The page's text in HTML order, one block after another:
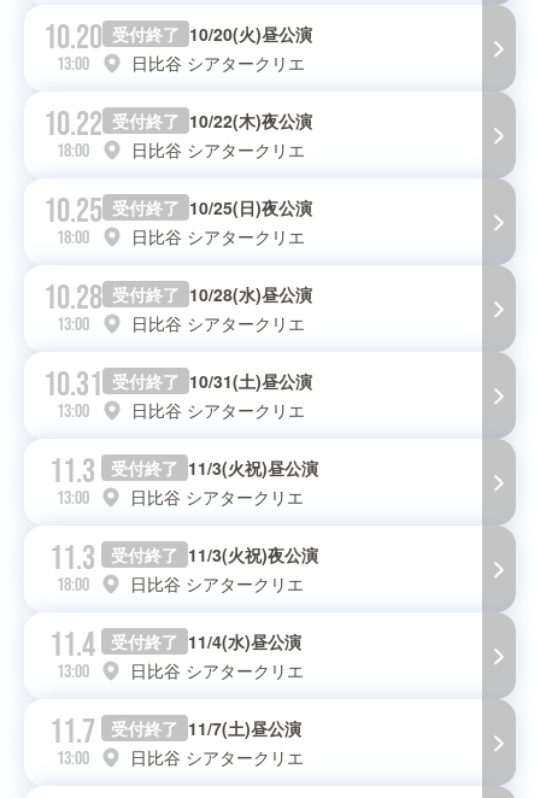
10.20
13:00
受付終了 10/20(火)昼公演
日比谷 シアタークリエ
10.22
18:00
受付終了 10/22(木)夜公演
日比谷 シアタークリエ
10.25
18:00
受付終了 10/25(日)夜公演
日比谷 シアタークリエ
10.28
13:00
受付終了 10/28(水)昼公演
日比谷 シアタークリエ
10.31
13:00
受付終了 10/31(土)昼公演
日比谷 シアタークリエ
11.3
13:00
受付終了 11/3(火祝)昼公演
日比谷 シアタークリエ
11.3
18:00
受付終了 11/3(火祝)夜公演
日比谷 シアタークリエ
11.4
13:00
受付終了 11/4(水)昼公演
日比谷 シアタークリエ
11.7
13:00
受付終了 11/7(土)昼公演
日比谷 シアタークリエ